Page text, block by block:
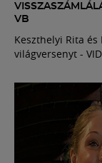
VB
Keszthelyi Rita
világversenyt -